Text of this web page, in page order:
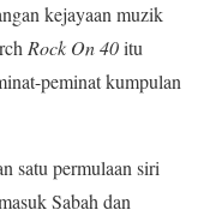
kejayaan muzik
Rock On 40itu
peminat kumpulan
satu permulaan siri
Sabah dan